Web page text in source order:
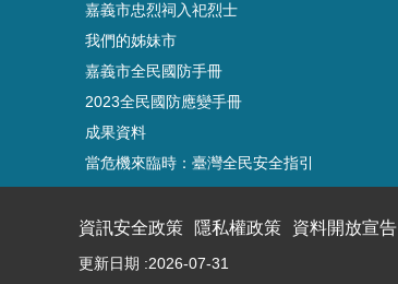
嘉義市忠烈祠入祀烈士
我們的姊妹市
嘉義市全民國防手冊
2023全民國防應變手冊
成果資料
當危機來臨時：臺灣全民安全指引
資訊安全政策 隱私權政策 資料開放宣告
更新日期 2026-07-31